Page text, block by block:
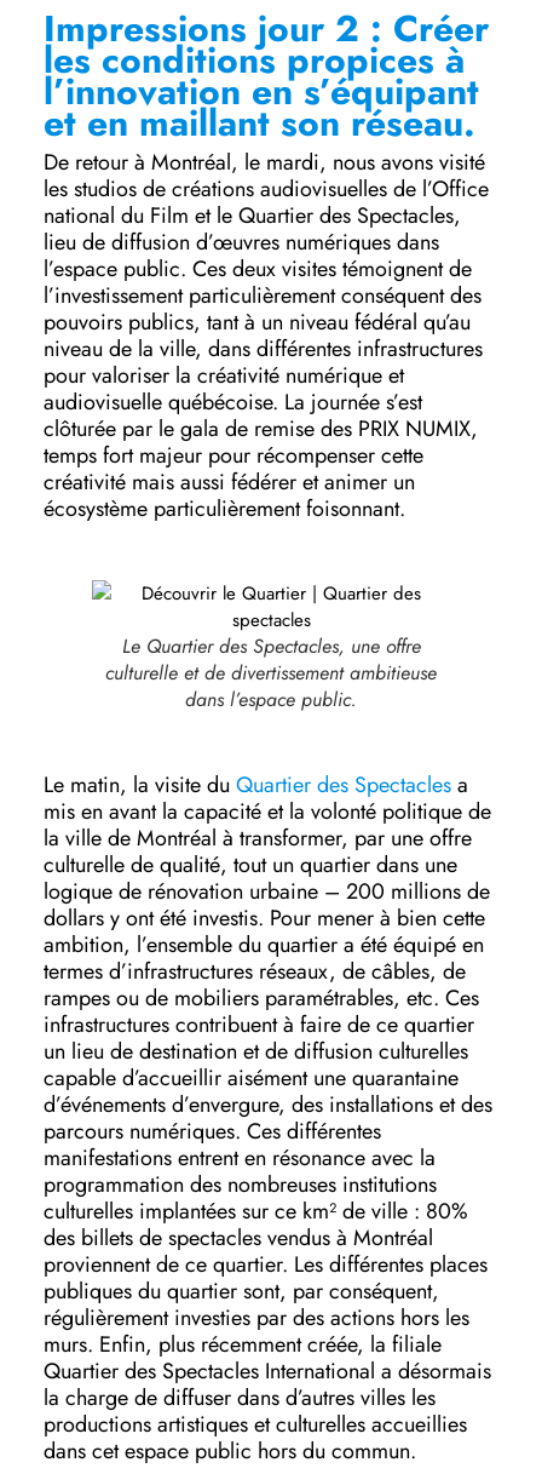
Impressions jour 2 : Créer
les conditions propices à
l’innovation en s’équipant
et en maillant son réseau.
De retour à Montréal, le mardi, nous avons visité
les studios de créations audiovisuelles de l’Office
national du Film et le Quartier des Spectacles,
lieu de diffusion d’œuvres numériques dans
l’espace public. Ces deux visites témoignent de
l’investissement particulièrement conséquent des
pouvoirs publics, tant à un niveau fédéral qu’au
niveau de la ville, dans différentes infrastructures
pour valoriser la créativité numérique et
audiovisuelle québécoise. La journée s’est
clôturée par le gala de remise des PRIX NUMIX,
temps fort majeur pour récompenser cette
créativité mais aussi fédérer et animer un
écosystème particulièrement foisonnant.
Le Quartier des Spectacles, une offre
culturelle et de divertissement ambitieuse
dans l’espace public.
Le matin, la visite du Quartier des Spectaclesa
mis en avant la capacité et la volonté politique de
la ville de Montréal à transformer, par une offre
culturelle de qualité, tout un quartier dans une
logique de rénovation urbaine – 200 millions de
dollars y ont été investis. Pour mener à bien cette
ambition, l’ensemble du quartier a été équipé en
termes d’infrastructures réseaux, de câbles, de
rampes ou de mobiliers paramétrables, etc. Ces
infrastructures contribuent à faire de ce quartier
un lieu de destination et de diffusion culturelles
capable d’accueillir aisément une quarantaine
d’événements d’envergure, des installations et des
parcours numériques. Ces différentes
manifestations entrent en résonance avec la
programmation des nombreuses institutions
culturelles implantées sur ce km² de ville : 80%
des billets de spectacles vendus à Montréal
proviennent de ce quartier. Les différentes places
publiques du quartier sont, par conséquent,
régulièrement investies par des actions hors les
murs. Enfin, plus récemment créée, la filiale
Quartier des Spectacles International a désormais
la charge de diffuser dans d’autres villes les
productions artistiques et culturelles accueillies
dans cet espace public hors du commun.